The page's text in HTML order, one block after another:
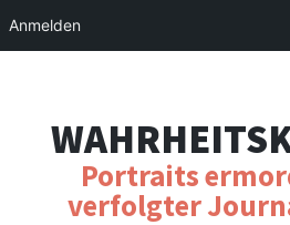
Portraits
verfolgter
Anmelden